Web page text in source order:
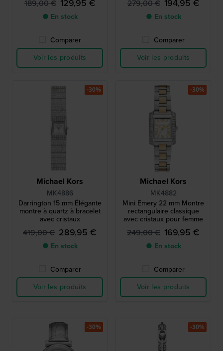
189,00 € 129,95 €
● En stock
Comparer
Voir les produits
279,00 € 194,95 €
● En stock
Comparer
Voir les produits
Michael Kors
MK4886
Darrington 15 mm Élégante
montre à quartz à bracelet
avec cristaux
419,00 € 289,95 €
● En stock
Comparer
Voir les produits
-30%
Michael Kors
MK4882
Mini Emery 22 mm Montre
rectangulaire classique
avec cristaux pour femme
249,00 € 169,95 €
● En stock
Comparer
Voir les produits
-30%
-30% -30%